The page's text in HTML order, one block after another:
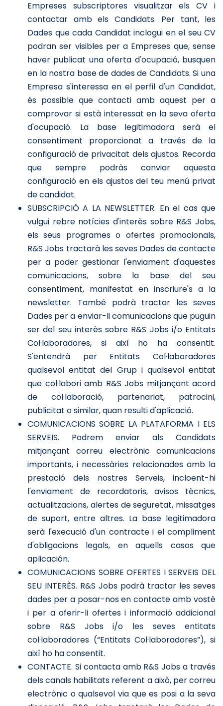
Empreses subscriptores visualitzar els CV i
contactar amb els Candidats. Per tant, les
Dades que cada Candidat inclogui en el seu CV
podran ser visibles per a Empreses que, sense
haver publicat una oferta d'ocupació, busquen
en la nostra base de dades de Candidats. Si una
Empresa s'interessa en el perfil d'un Candidat,
és possible que contacti amb aquest per a
comprovar si està interessat en la seva oferta
d'ocupació. La base legitimadora serà el
consentiment proporcionat a través de la
configuració de privacitat dels ajustos. Recorda
que sempre podràs canviar aquesta
configuració en els ajustos del teu menú privat
de candidat.
SUBSCRIPCIÓ A LA NEWSLETTER. En el cas que
vulgui rebre notícies d'interès sobre R&S Jobs,
els seus programes o ofertes promocionals,
R&S Jobs tractarà les seves Dades de contacte
per a poder gestionar l'enviament d'aquestes
comunicacions, sobre la base del seu
consentiment, manifestat en inscriure's a la
newsletter. També podrà tractar les seves
Dades per a enviar-li comunicacions que puguin
ser del seu interès sobre R&S Jobs i/o Entitats
Col·laboradores, si així ho ha consentit.
S'entendrà per Entitats Col·laboradores
qualsevol entitat del Grup i qualsevol entitat
que col·labori amb R&S Jobs mitjançant acord
de col·laboració, partenariat, patrocini,
publicitat o similar, quan resulti d'aplicació.
COMUNICACIONS SOBRE LA PLATAFORMA I ELS
SERVEIS. Podrem enviar als Candidats
mitjançant correu electrònic comunicacions
importants, i necessàries relacionades amb la
prestació dels nostres Serveis, incloent-hi
l'enviament de recordatoris, avisos tècnics,
actualitzacions, alertes de seguretat, missatges
de suport, entre altres. La base legitimadora
serà l'execució d'un contracte i el compliment
d'obligacions legals, en aquells casos que
aplicación.
COMUNICACIONS SOBRE OFERTES I SERVEIS DEL
SEU INTERÈS. R&S Jobs podrà tractar les seves
dades per a posar-nos en contacte amb vostè
i per a oferir-li ofertes i informació addicional
sobre R&S Jobs i/o les seves entitats
col·laboradores (“Entitats Col·laboradores”), si
així ho ha consentit.
CONTACTE. Si contacta amb R&S Jobs a través
dels canals habilitats referent a això, per correu
electrònic o qualsevol via que es posi a la seva